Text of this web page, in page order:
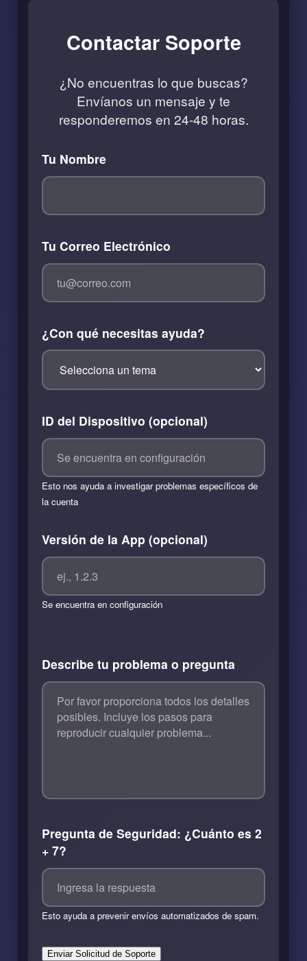
Contactar Soporte
¿No encuentras lo que buscas?
Envíanos un mensaje y te
responderemos en 24-48 horas.
Tu Nombre
Tu Correo Electrónico
¿Con qué necesitas ayuda?
ID del Dispositivo (opcional)
Esto nos ayuda a investigar problemas específicos de
la cuenta
Versión de la App (opcional)
Se encuentra en configuración
Describe tu problema o pregunta
Pregunta de Seguridad: ¿Cuánto es 2
+ 7?
Esto ayuda a prevenir envíos automatizados de spam.